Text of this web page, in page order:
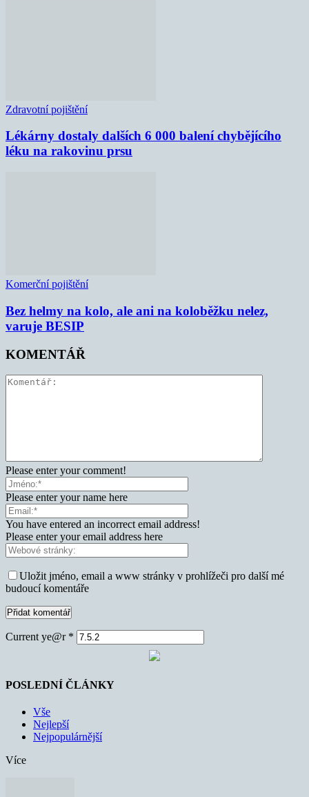
Zdravotní pojištění
Lékárny dostaly dalších 6 000 balení chybějícího
léku na rakovinu prsu
Komerční pojištění
Bez helmy na kolo, ale ani na koloběžku nelez,
varuje BESIP
KOMENTÁŘ
Please enter your comment!
Please enter your name here
You have entered an incorrect email address!
Please enter your email address here
Uložit jméno, email a www stránky v prohlížeči pro další mé
budoucí komentáře
Current ye@r *
POSLEDNÍ ČLÁNKY
Vše
Nejlepší
Nejpopulárnější
Více